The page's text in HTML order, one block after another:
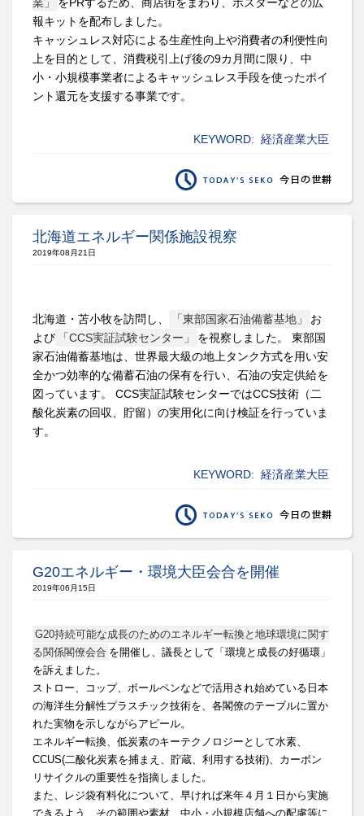
報キットを配布しました。
キャッシュレス対応による生産性向上や消費者の利便性向
上を目的として、消費税引上げ後の9カ月間に限り、中
小・小規模事業者によるキャッシュレス手段を使ったポイ
ント還元を支援する事業です。
KEYWORD: 経済産業大臣
北海道エネルギー関係施設視察
2019年08月21日
北海道・苫小牧を訪問し、 「東部国家石油備蓄基地」
お
よび
「CCS実証試験センター」
を視察しました。 東部国
家石油備蓄基地は、世界最大級の地上タンク方式を用い安
全かつ効率的な備蓄石油の保有を行い、石油の安定供給を
図っています。 CCS実証試験センターではCCS技術（二
酸化炭素の回収、貯留）の実用化に向け検証を行っていま
す。
KEYWORD: 経済産業大臣
G20エネルギー・環境大臣会合を開催
2019年06月15日
G20持続可能な成長のためのエネルギー転換と地球環境に関す
る関係閣僚会合 を開催し、議長として「環境と成長の好循環」
を訴えました。
ストロー、コップ、 ボールペンなどで活用され始めている日本
の海洋生分解性プラスチ ック技術を、 各閣僚のテーブルに置か
れた実物を示しながらアピール。
エネルギー転換、低炭素のキーテクノロジーとして水素、
CCUS(二酸化炭素を捕まえ、貯蔵、利用する技術)、 カーボン
リサイクルの重要性を指摘しました。
また、レジ袋有料化について、 早ければ来年４月１日から実施
できるよう、その範囲や素材、 中小・ 小規模店舗への配慮等に